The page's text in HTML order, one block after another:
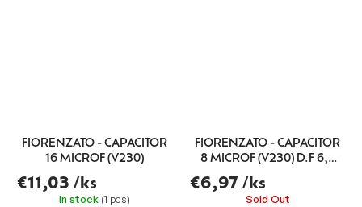
FIORENZATO - CAPACITOR
16 MICROF (V230)
€11,03 /ks
In stock (1 pcs)
FIORENZATO - CAPACITOR
8 MICROF (V230) D.F 6,3
STEEL
€6,97 /ks
Sold Out